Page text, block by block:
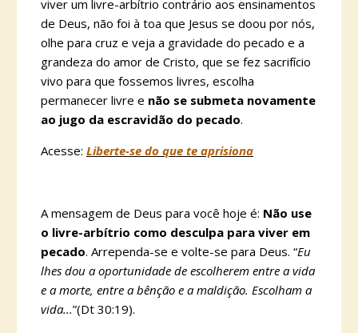
viver um livre-arbítrio contrário aos ensinamentos
de Deus, não foi à toa que Jesus se doou por nós,
olhe para cruz e veja a gravidade do pecado e a
grandeza do amor de Cristo, que se fez sacrifício
vivo para que fossemos livres, escolha
permanecer livre e não se submeta novamente
ao jugo da escravidão do pecado.
Acesse: Liberte-se do que te aprisiona
A mensagem de Deus para você hoje é: Não use
o livre-arbítrio como desculpa para viver em
pecado. Arrependa-se e volte-se para Deus. “Eu
lhes dou a oportunidade de escolherem entre a vida
e a morte, entre a bênção e a maldição. Escolham a
vida...”(Dt 30:19).